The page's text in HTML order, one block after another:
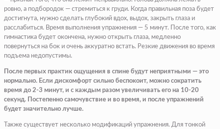
ровно, а подбородок — стремиться к груди. Когда правильная поза будет
достигнута, нужно сделать глубокий вдох, выдох, закрыть глаза и
расслабиться. Время выполнения упражнения — 5 минут. После того, как
гимнастика будет окончена, нужно открыть глаза, медленно
повернуться на бок и очень аккуратно встать. Резкие движения во время
подъема недопустимы.
После первых практик ощущения в спине будут неприятными — это
нормально. Если дискомфорт сильно беспокоит, можно сократить
время до 2-3 минут, и с каждым разом увеличивать его на 10-20
секунд. Постепенно самочувствие и во время, и после упражнений
будет значительно лучше.
Также существует несколько модификаций упражнения. Для тонкой